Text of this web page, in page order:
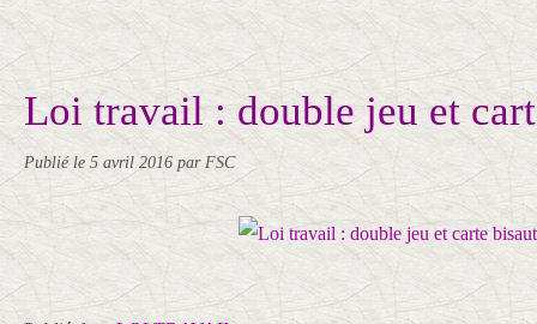
Loi travail : double jeu et
Publié le 5 avril 2016 par FSC